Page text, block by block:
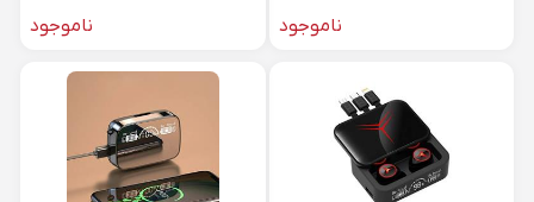
ناموجود ناموجود